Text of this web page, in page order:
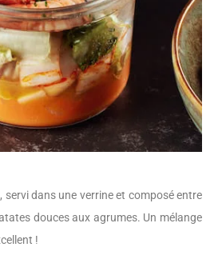
servi dans une verrine et composé entre
douces aux agrumes. Un mélange
!